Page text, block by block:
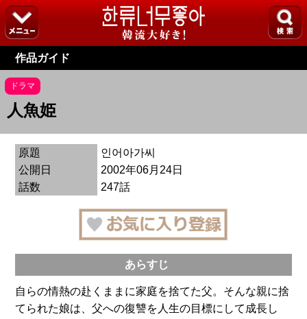
作品ガイド
ドラマ
人魚姫
原題
인어아가씨
公開日
2002年06月24日
話数
247話
あらすじ
自らの情熱の赴くままに家庭を捨てた父。そんな親に捨
てられた娘は、父への復讐を人生の目標にして成長し